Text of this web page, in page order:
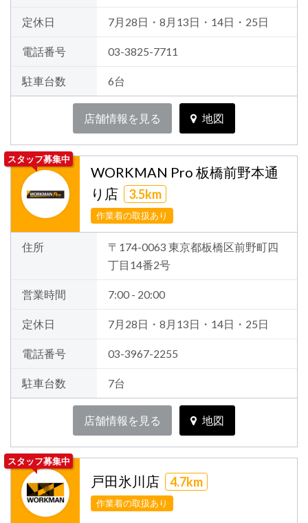
定休日 7月28日・8月13日・14日・25日
電話番号 03-3825-7711
駐車台数 6台
店舗情報を見る 地図
スタッフ募集中
WORKMAN Pro 板橋前野本通
り店
3.5km
作業着の取扱あり
住所
〒174-0063 東京都板橋区前野町四
丁目14番2号
営業時間 7:00 - 20:00
定休日 7月28日・8月13日・14日・25日
電話番号 03-3967-2255
駐車台数 7台
店舗情報を見る 地図
スタッフ募集中
戸田氷川店 4.7km
作業着の取扱あり